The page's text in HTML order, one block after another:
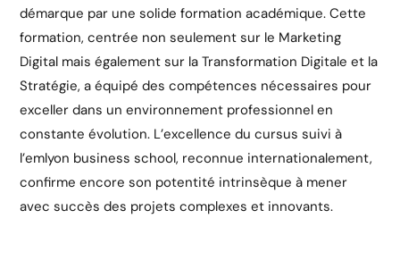
démarque par une solide formation académique. Cette
formation, centrée non seulement sur le Marketing
Digital mais également sur la Transformation Digitale et la
Stratégie, a équipédes compétences nécessaires pour
exceller dans un environnement professionnel en
constante évolution. L’excellence du cursus suivi à
l’emlyon business school, reconnue internationalement,
confirme encore son potentité intrinsèque à mener
avec succès des projets complexes et innovants.